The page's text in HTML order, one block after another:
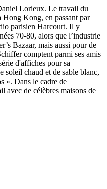
Lorieux. Le travail du
Hong Kong, en passant par
parisien Harcourt. Il y
70-80, alors que l’industrie
Bazaar, mais aussi pour de
comptent parmi ses amis
d'affiches pour sa
soleil chaud et de sable blanc,
». Dans le cadre de
avec de célèbres maisons de